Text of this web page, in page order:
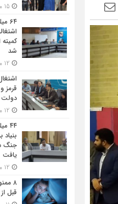
شد
قرمز
جنگ
یافت
۸
قبل